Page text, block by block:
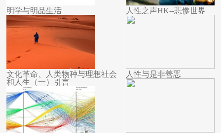
明学与明品生活
文化革命、人类物种与理想社会
和人生（一）引言
人性之声HK--悲惨世界
人性与是非善恶